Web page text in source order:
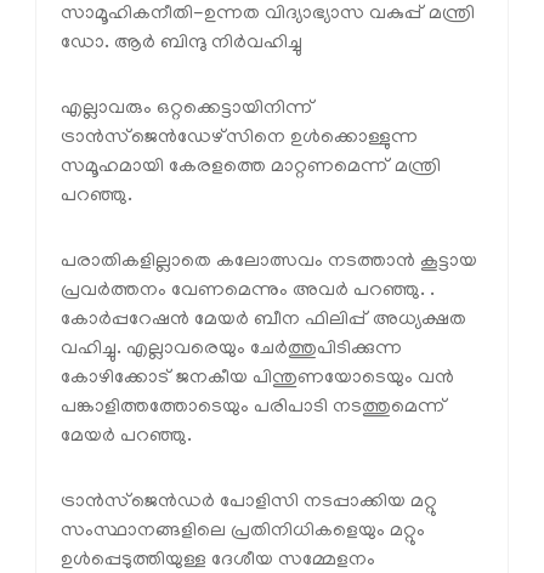
സാമൂഹികനീതി-ഉന്നത വിദ്യാഭ്യാസ വകുപ്പ് മന്ത്രി
ഡോ. ആര്‍ ബിന്ദു നിര്‍വഹിച്ചു
എല്ലാവരും ഒറ്റക്കെട്ടായിനിന്ന്
ട്രാന്‍സ്‌ജെന്‍ഡേഴ്‌സിനെ ഉള്‍ക്കൊള്ളുന്ന
സമൂഹമായി കേരളത്തെ മാറ്റണമെന്ന് മന്ത്രി
പറഞ്ഞു.
പരാതികളില്ലാതെ കലോത്സവം നടത്താന്‍ കൂട്ടായ
പ്രവര്‍ത്തനം വേണമെന്നും അവര്‍ പറഞ്ഞു. .
കോര്‍പ്പറേഷന്‍ മേയര്‍ ബീന ഫിലിപ്പ് അധ്യക്ഷത
വഹിച്ചു. എല്ലാവരെയും ചേര്‍ത്തുപിടിക്കുന്ന
കോഴിക്കോട് ജനകീയ പിന്തുണയോടെയും വന്‍
പങ്കാളിത്തത്തോടെയും പരിപാടി നടത്തുമെന്ന്
മേയര്‍ പറഞ്ഞു.
ട്രാന്‍സ്‌ജെന്‍ഡര്‍ പോളിസി നടപ്പാക്കിയ മറ്റു
സംസ്ഥാനങ്ങളിലെ പ്രതിനിധികളെയും മറ്റും
ഉള്‍പ്പെടുത്തിയുള്ള ദേശീയ സമ്മേളനം